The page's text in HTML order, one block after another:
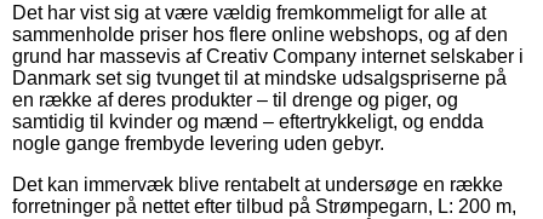
Det har vist sig at være vældig fremkommeligt for alle at
sammenholde priser hos flere online webshops, og af den
grund har massevis af Creativ Company internet selskaber i
Danmark set sig tvunget til at mindske udsalgspriserne på
en række af deres produkter – til drenge og piger, og
samtidig til kvinder og mænd – eftertrykkeligt, og endda
nogle gange frembyde levering uden gebyr.
Det kan immervæk blive rentabelt at undersøge en række
forretninger på nettet efter tilbud på Strømpegarn, L: 200 m,